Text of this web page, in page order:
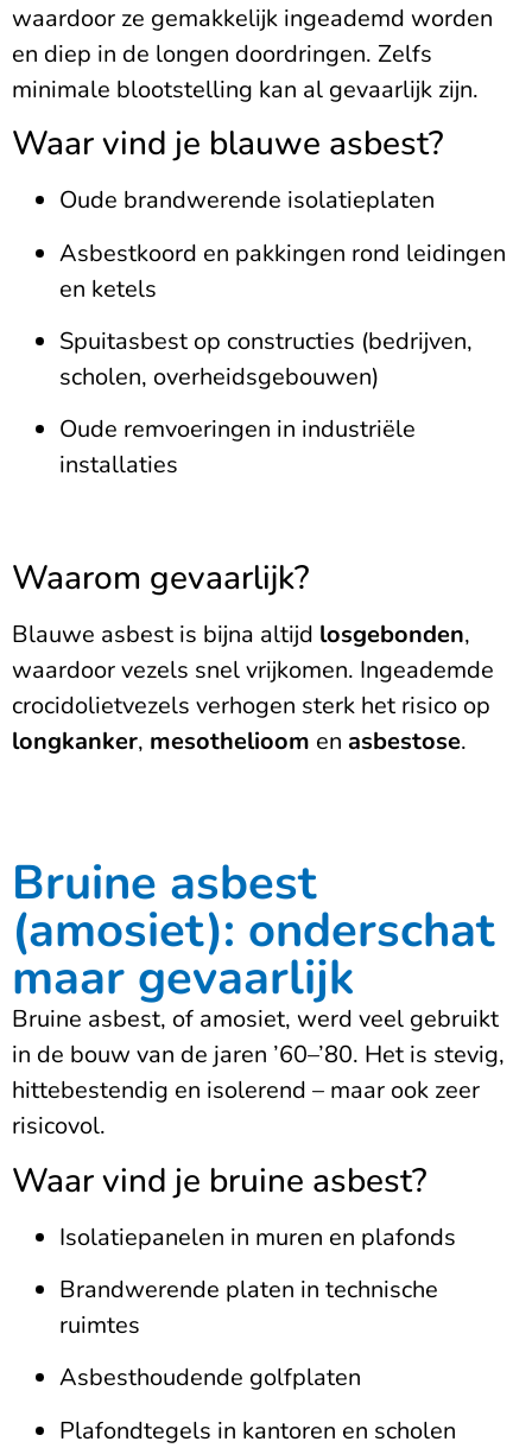
waardoor ze gemakkelijk ingeademd worden
en diep in de longen doordringen. Zelfs
minimale blootstelling kan al gevaarlijk zijn.
Waar vind je blauwe asbest?
Oude brandwerende isolatieplaten
Asbestkoord en pakkingen rond leidingen
en ketels
Spuitasbest op constructies (bedrijven,
scholen, overheidsgebouwen)
Oude remvoeringen in industriële
installaties
Waarom gevaarlijk?
Blauwe asbest is bijna altijd losgebonden,
waardoor vezels snel vrijkomen. Ingeademde
crocidolietvezels verhogen sterk het risico op
longkanker, mesothelioom en asbestose.
Bruine asbest
(amosiet): onderschat
maar gevaarlijk
Bruine asbest, of amosiet, werd veel gebruikt
in de bouw van de jaren ’60–’80. Het is stevig,
hittebestendig en isolerend – maar ook zeer
risicovol.
Waar vind je bruine asbest?
Isolatiepanelen in muren en plafonds
Brandwerende platen in technische
ruimtes
Asbesthoudende golfplaten
Plafondtegels in kantoren en scholen